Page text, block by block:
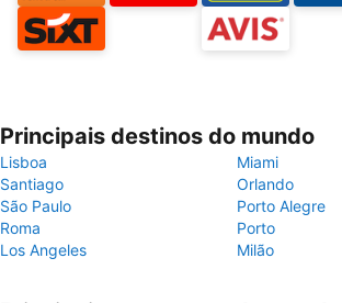
Principais destinos do mundo
Lisboa
Miami
Santiago
Orlando
São Paulo
Porto Alegre
Roma
Porto
Los Angeles
Milão